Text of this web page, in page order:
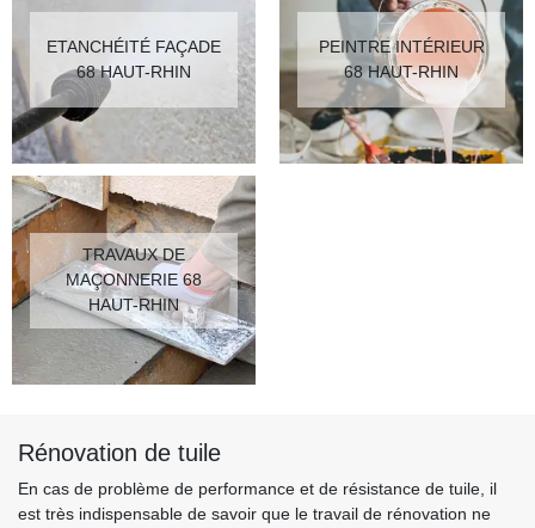
ETANCHÉITÉ FAÇADE
68 HAUT-RHIN
PEINTRE INTÉRIEUR
68 HAUT-RHIN
TRAVAUX DE
MAÇONNERIE 68
HAUT-RHIN
Rénovation de tuile
En cas de problème de performance et de résistance de tuile, il
est très indispensable de savoir que le travail de rénovation ne